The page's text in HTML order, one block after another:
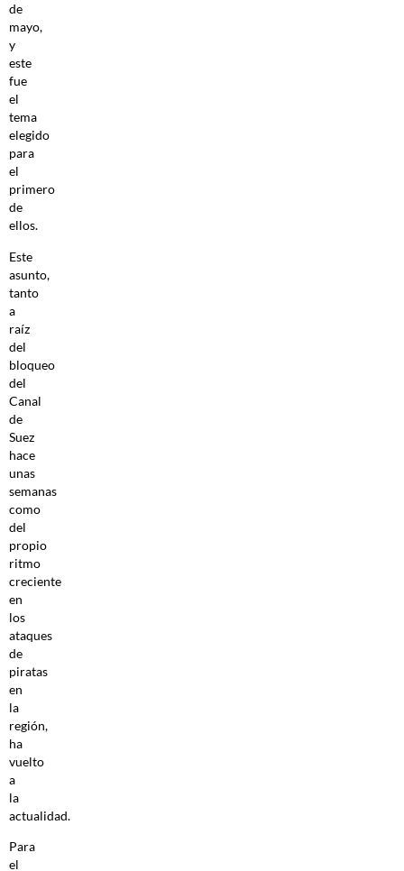
de
mayo,
y
este
fue
el
tema
elegido
para
el
primero
de
ellos.
Este
asunto,
tanto
a
raíz
del
bloqueo
del
Canal
de
Suez
hace
unas
semanas
como
del
propio
ritmo
creciente
en
los
ataques
de
piratas
en
la
región,
ha
vuelto
a
la
actualidad.
Para
el